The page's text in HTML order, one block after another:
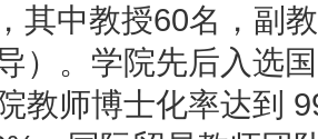
其中教授60名，副
）。学院先后入选
教师博士化率达到